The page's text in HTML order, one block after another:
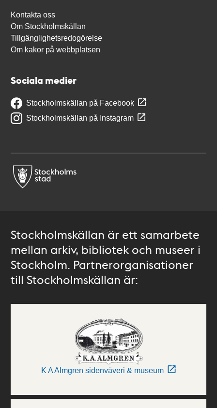
Kontakta oss
Om Stockholmskällan
Tillgänglighetsredogörelse
Om kakor på webbplatsen
Sociala medier
Stockholmskällan på Facebook
Stockholmskällan på Instagram
Stockholmskällan är ett samarbete
mellan arkiv, bibliotek och museer i
Stockholm. Partnerorganisationer
till Stockholmskällan är:
K A Almgren sidenväveri & museum